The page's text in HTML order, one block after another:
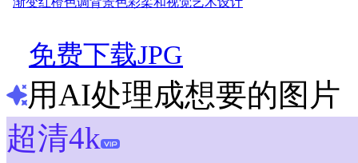
免费下载JPG
用AI处理成想要的图片
超清4k